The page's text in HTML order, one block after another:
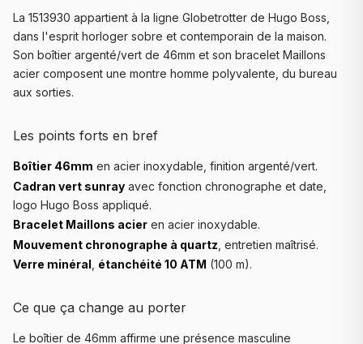
La 1513930 appartient à la ligne Globetrotter de Hugo Boss,
dans l'esprit horloger sobre et contemporain de la maison.
Son boîtier argenté/vert de 46mm et son bracelet Maillons
acier composent une montre homme polyvalente, du bureau
aux sorties.
Les points forts en bref
Boîtier 46mm en acier inoxydable, finition argenté/vert.
Cadran vert sunray avec fonction chronographe et date,
logo Hugo Boss appliqué.
Bracelet Maillons acier en acier inoxydable.
Mouvement chronographe à quartz , entretien maîtrisé.
Verre minéral étanchéité 10 ATM (100 m).
Ce que ça change au porter
Le boîtier de 46mm affirme une présence masculine